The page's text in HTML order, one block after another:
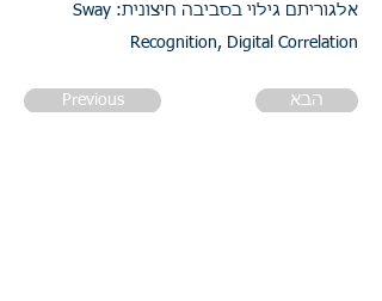
אלגוריתם גילוי בסביבה חיצונית: Sway
Recognition, Digital Correlation
Previous הבא